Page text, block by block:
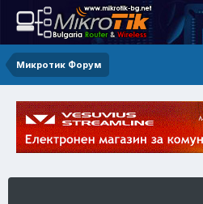
Микротик Форум